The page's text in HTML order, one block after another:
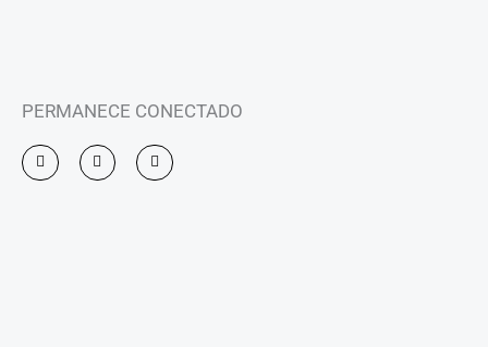
PERMANECE CONECTADO
I
n
s
F
a
c
Y
o
u